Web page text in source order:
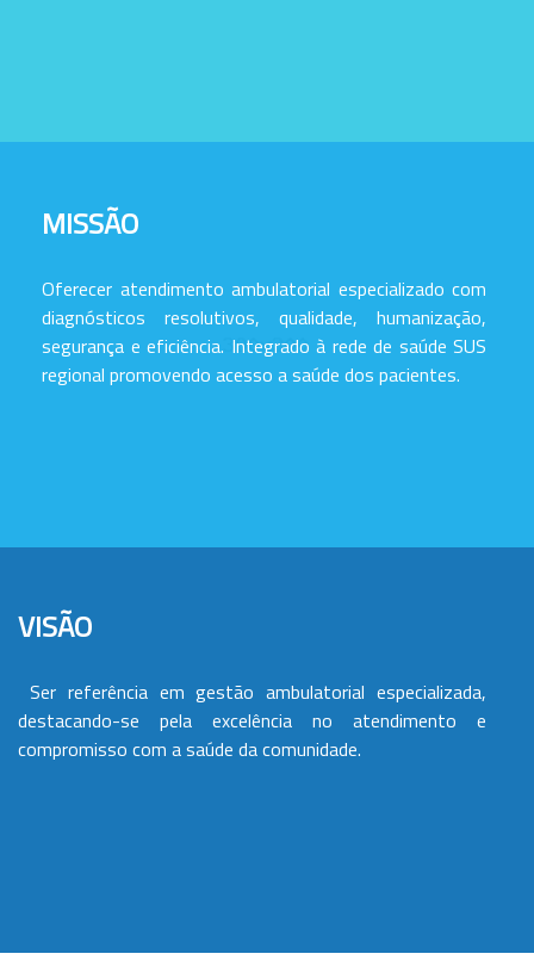
MISSÃO
Oferecer atendimento ambulatorial especializado com
diagnósticos resolutivos, qualidade, humanização,
segurança e eficiência. Integrado à rede de saúde SUS
regional promovendo acesso a saúde dos pacientes.
VISÃO
Ser referência em gestão ambulatorial especializada,
destacando-se pela excelência no atendimento e
compromisso com a saúde da comunidade.